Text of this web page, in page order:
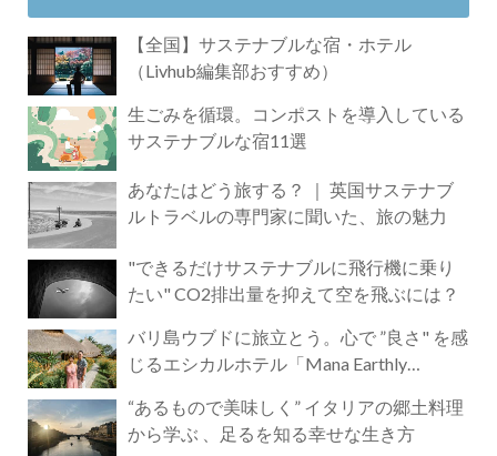
【全国】サステナブルな宿・ホテル
（Livhub編集部おすすめ）
生ごみを循環。コンポストを導入している
サステナブルな宿11選
あなたはどう旅する？ ｜ 英国サステナブ
ルトラベルの専門家に聞いた、旅の魅力
"できるだけサステナブルに飛行機に乗り
たい" CO2排出量を抑えて空を飛ぶには？
バリ島ウブドに旅立とう。心で ”良さ" を感
じるエシカルホテル「Mana Earthly
“あるもので美味しく” イタリアの郷土料理
から学ぶ 、足るを知る幸せな生き方